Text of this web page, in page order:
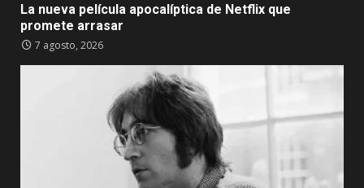
La nueva película apocalíptica de Netflix que
promete arrasar
7 agosto, 2026